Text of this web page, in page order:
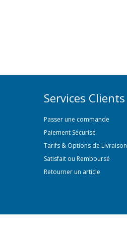
Services Clients
Passer une commande
Paiement Sécurisé
Tarifs & Options de Livraison
Satisfait ou Remboursé
Retourner un article